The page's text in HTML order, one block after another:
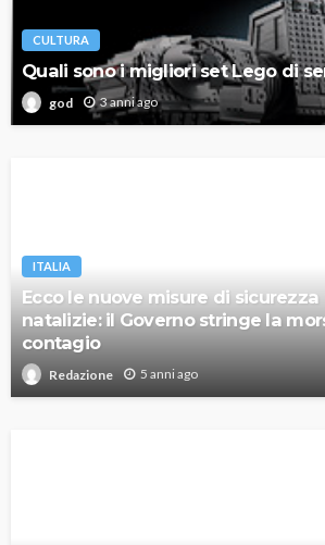
CULTURA
Quali sono i migliori set Lego di
god 3 anni ago
ITALIA
Ecco le nuove misure di
natalizie: il Governo stringe la
contagio
Redazione 5 anni ago